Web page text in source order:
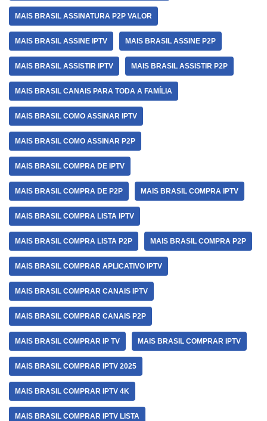
MAIS BRASIL ASSINATURA P2P VALOR
MAIS BRASIL ASSINE IPTV MAIS BRASIL ASSINE P2P
MAIS BRASIL ASSISTIR IPTV MAIS BRASIL ASSISTIR P2P
MAIS BRASIL CANAIS PARA TODA A FAMÍLIA
MAIS BRASIL COMO ASSINAR IPTV
MAIS BRASIL COMO ASSINAR P2P
MAIS BRASIL COMPRA DE IPTV
MAIS BRASIL COMPRA DE P2P MAIS BRASIL COMPRA IPTV
MAIS BRASIL COMPRA LISTA IPTV
MAIS BRASIL COMPRA LISTA P2P MAIS BRASIL COMPRA P2P
MAIS BRASIL COMPRAR APLICATIVO IPTV
MAIS BRASIL COMPRAR CANAIS IPTV
MAIS BRASIL COMPRAR CANAIS P2P
MAIS BRASIL COMPRAR IP TV MAIS BRASIL COMPRAR IPTV
MAIS BRASIL COMPRAR IPTV 2025
MAIS BRASIL COMPRAR IPTV 4K
MAIS BRASIL COMPRAR IPTV LISTA